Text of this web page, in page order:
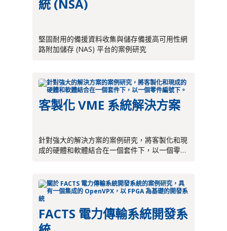
統 (NSA)
堅固耐用的備援資料收集與儲存備援高可用性網
路附加儲存 (NAS) 平台的案例研究
客製化 VME 系統解決方案
針對強大的解決方案的案例研究，將客製化和現
成的硬體和軟體結合在一個套件下，以一個零件
FACTS 電力傳輸系統開發系